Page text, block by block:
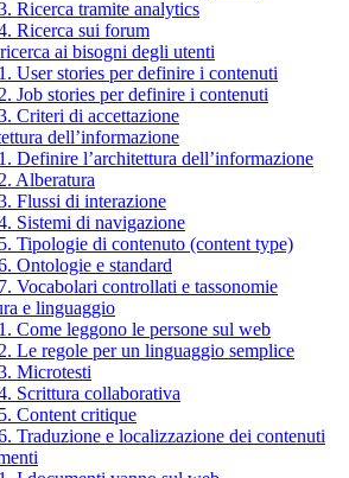
Ricerca tramite analytics
Ricerca sui forum
ai bisogni degli utenti
User stories per definire i contenuti
Job stories per definire i contenuti
Criteri di accettazione
dell’informazione
Definire l’architettura dell’informazione
Alberatura
Flussi di interazione
Sistemi di navigazione
Tipologie di contenuto (content type)
Ontologie e standard
Vocabolari controllati e tassonomie
e linguaggio
Come leggono le persone sul web
Le regole per un linguaggio semplice
Microtesti
Scrittura collaborativa
Content critique
Traduzione e localizzazione dei contenuti